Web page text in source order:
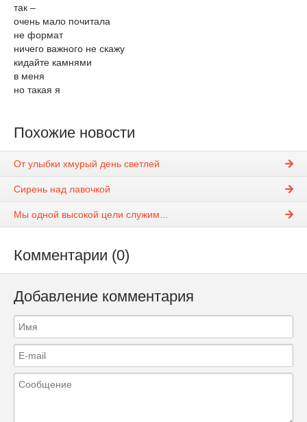
так –
очень мало почитала
не формат
ничего важного не скажу
кидайте камнями
в меня
но такая я
Похожие новости
От улыбки хмурый день светлей
Сирень над лавочкой
Мы одной высокой цели служим...
Комментарии (0)
Добавление комментария